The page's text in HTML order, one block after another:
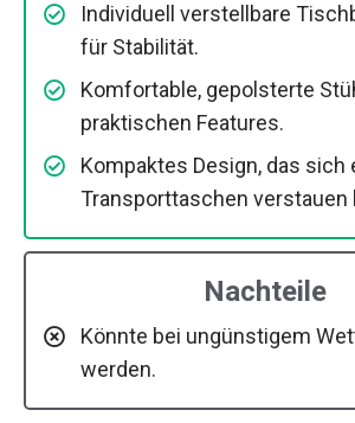
Individuell verstellbare
für Stabilität.
Komfortable, gepolsterte
praktischen Features.
Kompaktes Design, das sich
Transporttaschen verstauen
Nachteile
Könnte bei ungünstigem
werden.